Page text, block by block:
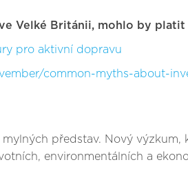
Velké Británii, mohlo by platit
pro aktivní dopravu
common-myths-about-
představ. Nový výzkum,
environmentálních a